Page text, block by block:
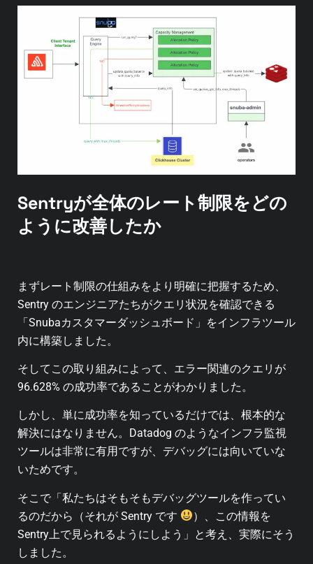
Sentryが全体のレート制限をどの
ように改善したか
まずレート制限の仕組みをより明確に把握するため、
Sentry のエンジニアたちがクエリ状況を確認できる
「Snubaカスタマーダッシュボード」をインフラツール
内に構築しました。
そしてこの取り組みによって、エラー関連のクエリが
96.628% の成功率であることがわかりました。
しかし、単に成功率を知っているだけでは、根本的な
解決にはなりません。
Datadog のようなインフラ監視
ツールは非常に有用ですが、デバッグには向いていな
いためです。
そこで「私たちはそもそもデバッグツールを作ってい
るのだから（それが Sentry です
）、この情報を
Sentry上で見られるようにしよう」と考え、実際にそう
しました。